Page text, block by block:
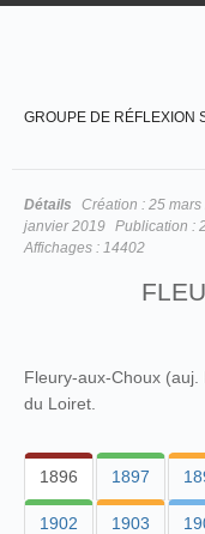
GROUPE DE RÉFLEXION
Détails Création : 25 mars
janvier 2019 Publication :
Affichages : 14402
Fleury-aux-Choux
du Loiret.
1896 1897
1902 1903